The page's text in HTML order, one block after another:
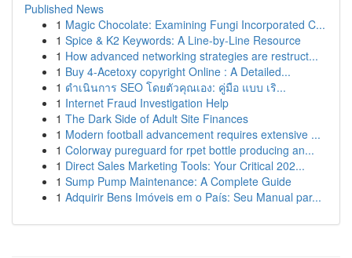
Published News
1 Magic Chocolate: Examining Fungi Incorporated C...
1 Spice & K2 Keywords: A Line-by-Line Resource
1 How advanced networking strategies are restruct...
1 Buy 4-Acetoxy copyright Online : A Detailed...
1 ดำเนินการ SEO โดยตัวคุณเอง: คู่มือ แบบ เริ...
1 Internet Fraud Investigation Help
1 The Dark Side of Adult Site Finances
1 Modern football advancement requires extensive ...
1 Colorway pureguard for rpet bottle producing an...
1 Direct Sales Marketing Tools: Your Critical 202...
1 Sump Pump Maintenance: A Complete Guide
1 Adquirir Bens Imóveis em o País: Seu Manual par...